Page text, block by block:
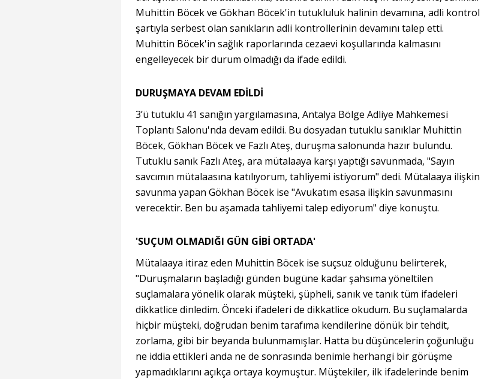
Muhittin Böcek ve Gökhan Böcek'in tutukluluk halinin devamına, adli kontrol
şartıyla serbest olan sanıkların adli kontrollerinin devamını talep etti.
Muhittin Böcek'in sağlık raporlarında cezaevi koşullarında kalmasını
engelleyecek bir durum olmadığı da ifade edildi.
DURUŞMAYA DEVAM EDİLDİ
3’ü tutuklu 41 sanığın yargılamasına, Antalya Bölge Adliye Mahkemesi
Toplantı Salonu'nda devam edildi. Bu dosyadan tutuklu sanıklar Muhittin
Böcek, Gökhan Böcek ve Fazlı Ateş, duruşma salonunda hazır bulundu.
Tutuklu sanık Fazlı Ateş, ara mütalaaya karşı yaptığı savunmada, "Sayın
savcımın mütalaasına katılıyorum, tahliyemi istiyorum" dedi. Mütalaaya ilişkin
savunma yapan Gökhan Böcek ise "Avukatım esasa ilişkin savunmasını
verecektir. Ben bu aşamada tahliyemi talep ediyorum" diye konuştu.
'SUÇUM OLMADIĞI GÜN GİBİ ORTADA'
Mütalaaya itiraz eden Muhittin Böcek ise suçsuz olduğunu belirterek,
"Duruşmaların başladığı günden bugüne kadar şahsıma yöneltilen
suçlamalara yönelik olarak müşteki, şüpheli, sanık ve tanık tüm ifadeleri
dikkatlice dinledim. Önceki ifadeleri de dikkatlice okudum. Bu suçlamalarda
hiçbir müşteki, doğrudan benim tarafıma kendilerine dönük bir tehdit,
zorlama, gibi bir beyanda bulunmamışlar. Hatta bu düşüncelerin çoğunluğu
ne iddia ettikleri anda ne de sonrasında benimle herhangi bir görüşme
yapmadıklarını açıkça ortaya koymuştur. Müştekiler, ilk ifadelerinde benim